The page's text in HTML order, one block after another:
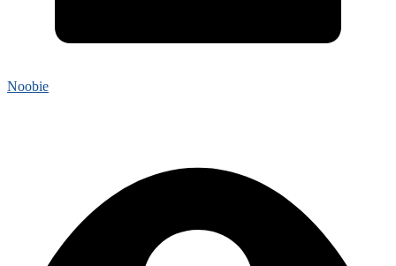
Noobie